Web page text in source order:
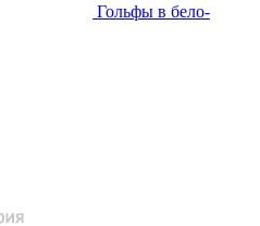
Гольфы в бело-